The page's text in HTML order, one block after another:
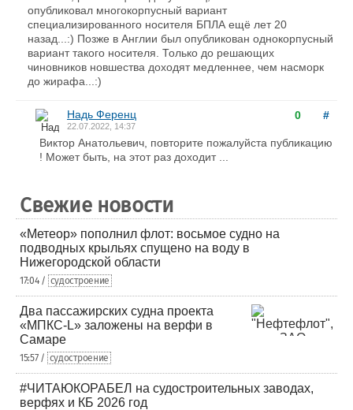
опубликовал многокорпусный вариант
специализированного носителя БПЛА ещё лет 20
назад...:) Позже в Англии был опубликован однокорпусный
вариант такого носителя. Только до решающих
чиновников новшества доходят медленнее, чем насморк
до жирафа...:)
0 #
Надь Ференц
22.07.2022, 14:37
Виктор Анатольевич, повторите пожалуйста публикацию
! Может быть, на этот раз доходит ...
Свежие новости
«Метеор» пополнил флот: восьмое судно на
подводных крыльях спущено на воду в
Нижегородской области
17:04 / судостроение
Два пассажирских судна проекта
«МПКС-L» заложены на верфи в
Самаре
15:57 / судостроение
#ЧИТАЮКОРАБЕЛ на судостроительных заводах,
верфях и КБ 2026 год